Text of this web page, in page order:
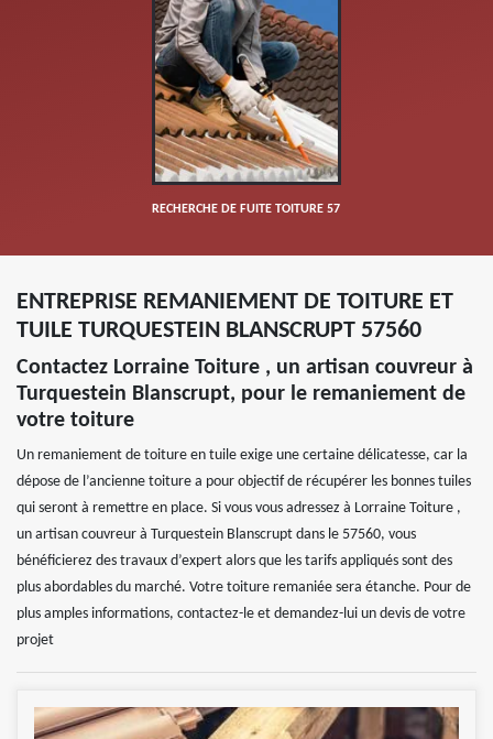
RECHERCHE DE FUITE TOITURE 57
ENTREPRISE REMANIEMENT DE TOITURE ET
TUILE TURQUESTEIN BLANSCRUPT 57560
Contactez Lorraine Toiture , un artisan couvreur à
Turquestein Blanscrupt, pour le remaniement de
votre toiture
Un remaniement de toiture en tuile exige une certaine délicatesse, car la
dépose de l’ancienne toiture a pour objectif de récupérer les bonnes tuiles
qui seront à remettre en place. Si vous vous adressez à Lorraine Toiture ,
un artisan couvreur à Turquestein Blanscrupt dans le 57560, vous
bénéficierez des travaux d’expert alors que les tarifs appliqués sont des
plus abordables du marché. Votre toiture remaniée sera étanche. Pour de
plus amples informations, contactez-le et demandez-lui un devis de votre
projet